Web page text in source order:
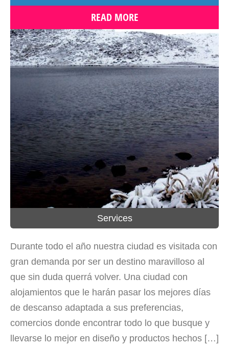
READ MORE
Services
Durante todo el año nuestra ciudad es visitada con
gran demanda por ser un destino maravilloso al
que sin duda querrá volver. Una ciudad con
alojamientos que le harán pasar los mejores días
de descanso adaptada a sus preferencias,
comercios donde encontrar todo lo que busque y
llevarse lo mejor en diseño y productos hechos […]